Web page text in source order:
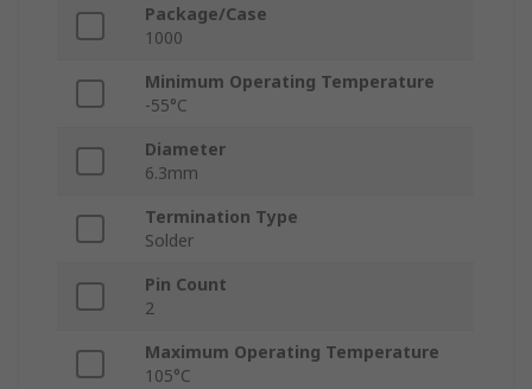
Package/Case
1000
Minimum Operating Temperature
-55°C
Diameter
6.3mm
Termination Type
Solder
Pin Count
2
Maximum Operating Temperature
105°C